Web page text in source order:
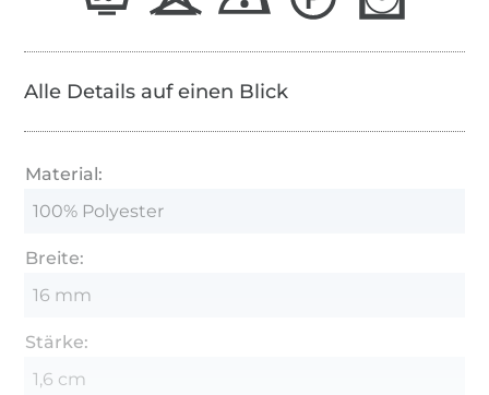
Alle Details auf einen Blick
Material:
100% Polyester
Breite:
16 mm
Stärke:
1,6 cm